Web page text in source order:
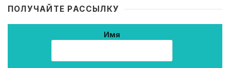
ПОЛУЧАЙТЕ РАССЫЛКУ
Имя